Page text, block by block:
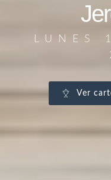
LUNES
Ver